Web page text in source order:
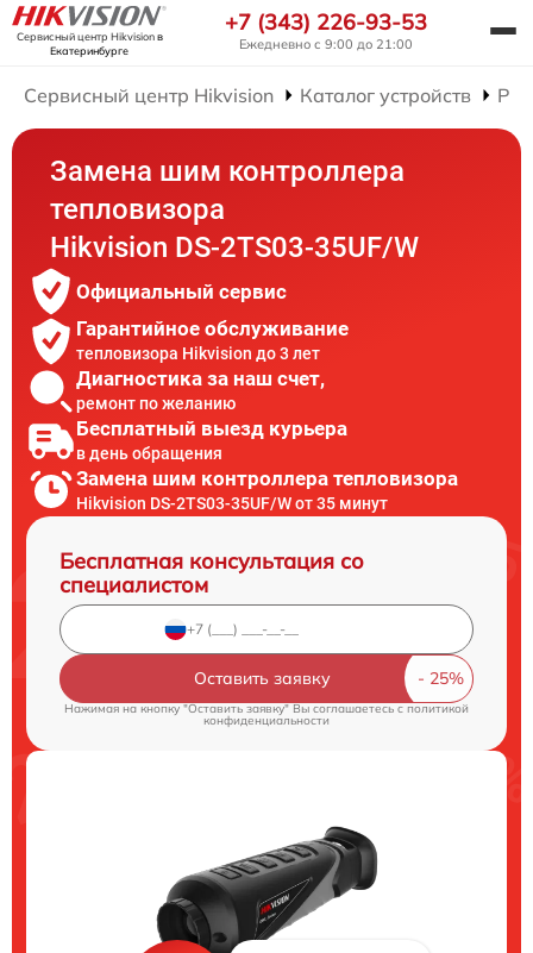
Сервисный центр Hikvisionв
Екатеринбурге
+7 (343) 226-93-53
Ежедневно с 9:00 до 21:00
Сервисный центр Hikvision Каталог устройств
Замена шим контроллера
тепловизора
Hikvision DS-2TS03-35UF/W
Официальный сервис
Гарантийное обслуживание
тепловизора Hikvision до 3 лет
Диагностика за наш счет,
ремонт по желанию
Бесплатный выезд курьера
в день обращения
Замена шим контроллера тепловизора
Hikvision DS-2TS03-35UF/W от 35 минут
Бесплатная консультация со
специалистом
Оставить заявку
Нажимая на кнопку "Оставить заявку" Вы соглашаетесь cполитикой
конфиденциальности